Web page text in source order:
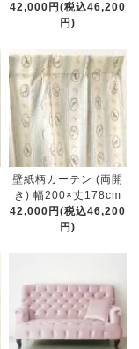
42,000円(税込46,200
円)
壁紙柄カーテン (両開
き) 幅200×丈178cm
42,000円(税込46,200
円)